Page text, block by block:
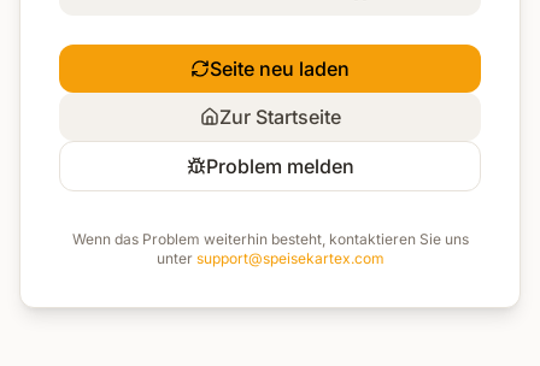
Seite neu laden
Zur Startseite
Problem melden
Wenn das Problem weiterhin besteht, kontaktieren Sie uns
unter support@speisekartex.com